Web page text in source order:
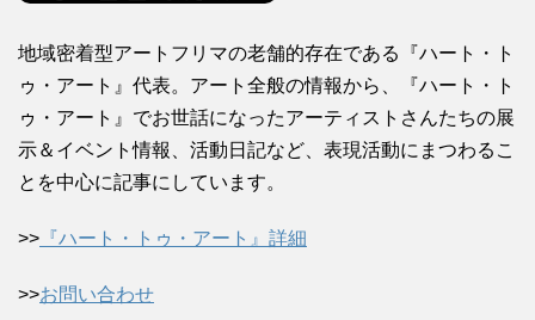
地域密着型アートフリマの老舗的存在である『ハート・ト
ゥ・アート』代表。アート全般の情報から、『ハート・ト
ゥ・アート』でお世話になったアーティストさんたちの展
示＆イベント情報、活動日記など、表現活動にまつわるこ
とを中心に記事にしています。
>> 『ハート・トゥ・アート』詳細
>>お問い合わせ